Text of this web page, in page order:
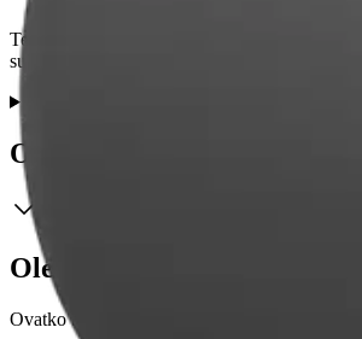
Tehokas paisuntasäiliöllä varustettu
suljetaan.
Ominaisuudet
Oletko tyytyväinen
Ovatko tuotetiedot riittävät? Jos